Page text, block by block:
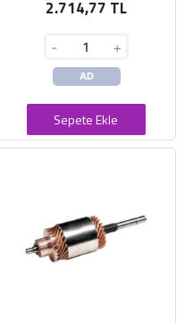
2.714,77 TL
- +
AD
Sepete Ekle